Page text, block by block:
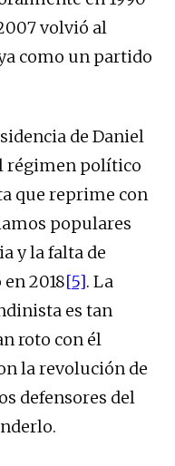
volvió al
como un partido
de Daniel
régimen político
que reprime con
populares
y la falta de
2018[5]. La
es tan
roto con él
la revolución de
defensores del